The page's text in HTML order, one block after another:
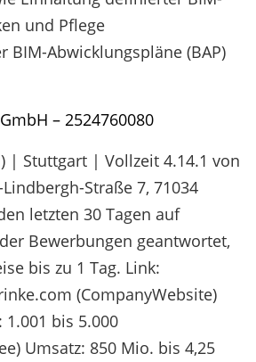
und Pflege
BIM-Abwicklungspläne (BAP)
– 2524760080
| Stuttgart | Vollzeit 4.14.1 von
Straße 7, 71034
letzten 30 Tagen auf
Bewerbungen geantwortet,
bis zu 1 Tag. Link:
(CompanyWebsite)
bis 5.000
Umsatz: 850 Mio. bis 4,25